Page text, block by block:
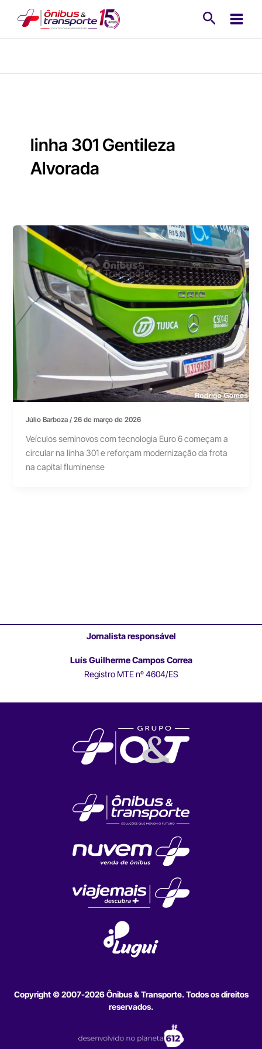
linha 301 Gentileza
Alvorada
Júlio Barboza/26 de março de 2026
Veículos seminovos com tecnologia Euro 6 começam a
circular na linha 301 e reforçam modernização da frota
na capital fluminense
Jornalista responsável
Luís Guilherme Campos Correa
Registro MTE nº 4604/ES
Copyright © 2007-2026 Ônibus & Transporte. Todos os direitos
reservados.